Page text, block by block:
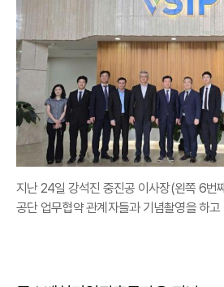
지난 24일 강석진 중진공 이사장(왼쪽 6번
공단 업무협약 관계자들과 기념촬영을 하